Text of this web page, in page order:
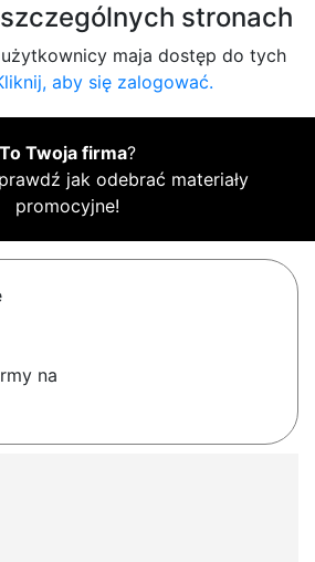
stronach
maja dostęp do tych
aby się zalogować.
To Twoja firma?
jak odebrać materiały
promocyjne!
na